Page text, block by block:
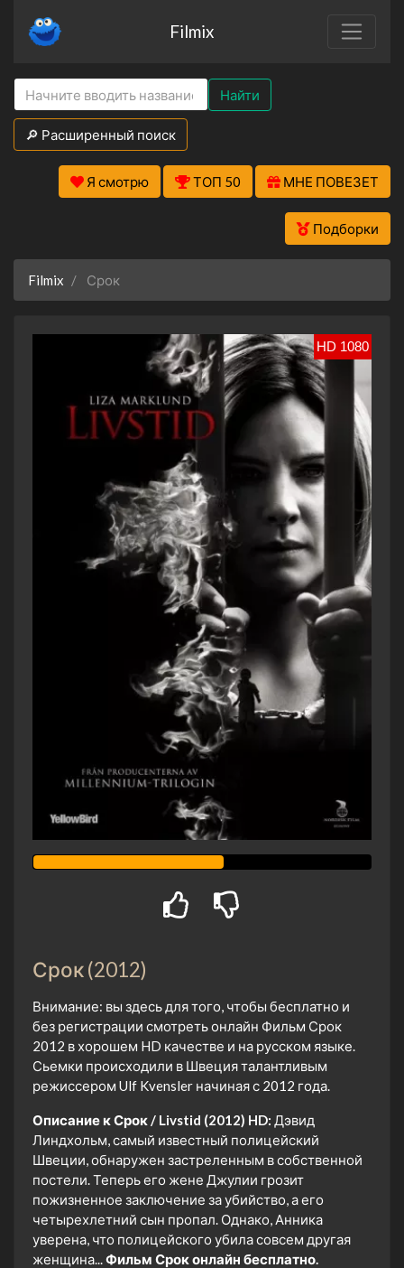
Filmix
Найти
🔎 Расширенный поиск
Я смотрю ТОП 50 МНЕ ПОВЕЗЕТ
Подборки
Filmix Срок
HD 1080
Срок (2012)
Внимание: вы здесь для того, чтобы бесплатно и
без регистрации смотреть онлайн Фильм Срок
2012 в хорошем HD качестве и на русском языке.
Сьемки происходили в Швеция талантливым
режиссером Ulf Kvensler начиная с 2012 года.
Описание к Срок / Livstid (2012) HD: Дэвид
Линдхольм, самый известный полицейский
Швеции, обнаружен застреленным в собственной
постели. Теперь его жене Джулии грозит
пожизненное заключение за убийство, а его
четырехлетний сын пропал. Однако, Анника
уверена, что полицейского убила совсем другая
женщина...Фильм Срок онлайн бесплатно.